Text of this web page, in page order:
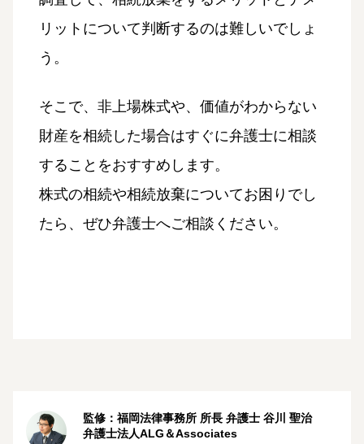
リットについて判断するのは難しいでしょ
う。
そこで、非上場株式や、価値がわからない
財産を相続した場合はすぐに弁護士に相談
することをおすすめします。
株式の相続や相続放棄についてお困りでし
たら、ぜひ弁護士へご相談ください。
監修：福岡法律事務所 所長 弁護士 谷川 聖治
弁護士法人ALG＆Associates